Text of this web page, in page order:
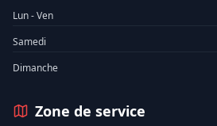
Lun - Ven
Samedi
Dimanche
Zone de service